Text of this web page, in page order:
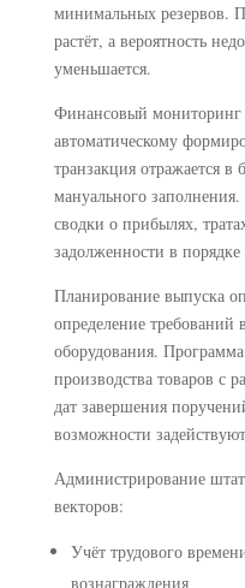
минимальных резервов.
растёт, а вероятность
уменьшается.
Финансовый мониторинг
автоматическому
транзакция отражается в
мануального
сводки о прибылях,
задолженности в
Планирование выпуска
определение требований
оборудования.
производства товаров с
дат завершения
возможности
Администрирование
векторов:
Учёт трудового
вознаграждения